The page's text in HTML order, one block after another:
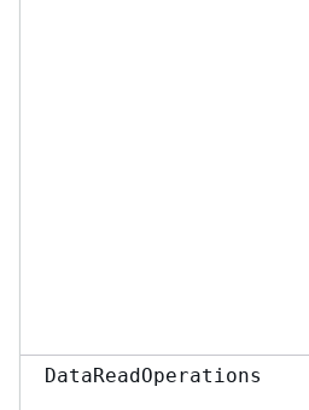
DataReadOperations